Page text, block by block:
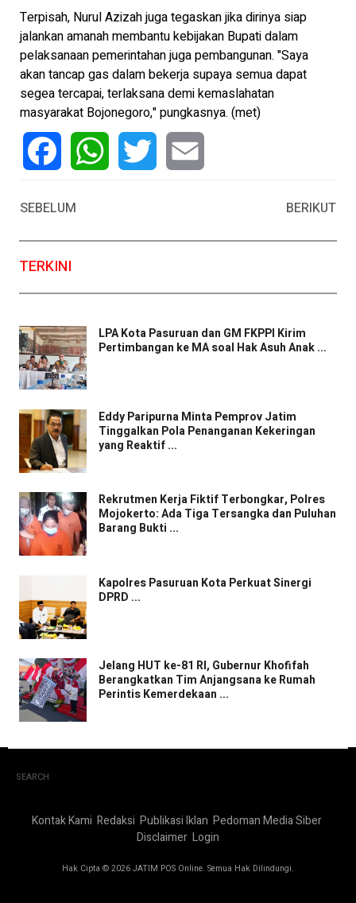
Terpisah, Nurul Azizah juga tegaskan jika dirinya siap
jalankan amanah membantu kebijakan Bupati dalam
pelaksanaan pemerintahan juga pembangunan. "Saya
akan tancap gas dalam bekerja supaya semua dapat
segea tercapai, terlaksana demi kemaslahatan
masyarakat Bojonegoro," pungkasnya. (met)
SEBELUM
BERIKUT
TERKINI
LPA Kota Pasuruan dan GM FKPPI Kirim
Pertimbangan ke MA soal Hak Asuh Anak ...
Eddy Paripurna Minta Pemprov Jatim
Tinggalkan Pola Penanganan Kekeringan
yang Reaktif ...
Rekrutmen Kerja Fiktif Terbongkar, Polres
Mojokerto: Ada Tiga Tersangka dan Puluhan
Barang Bukti ...
Kapolres Pasuruan Kota Perkuat Sinergi
DPRD ...
Jelang HUT ke-81 RI, Gubernur Khofifah
Berangkatkan Tim Anjangsana ke Rumah
Perintis Kemerdekaan ...
SEARCH
Kontak Kami Redaksi Publikasi Iklan Pedoman Media Siber
Disclaimer Login
Hak Cipta © 2026 JATIM POS Online. Semua Hak Dilindungi.